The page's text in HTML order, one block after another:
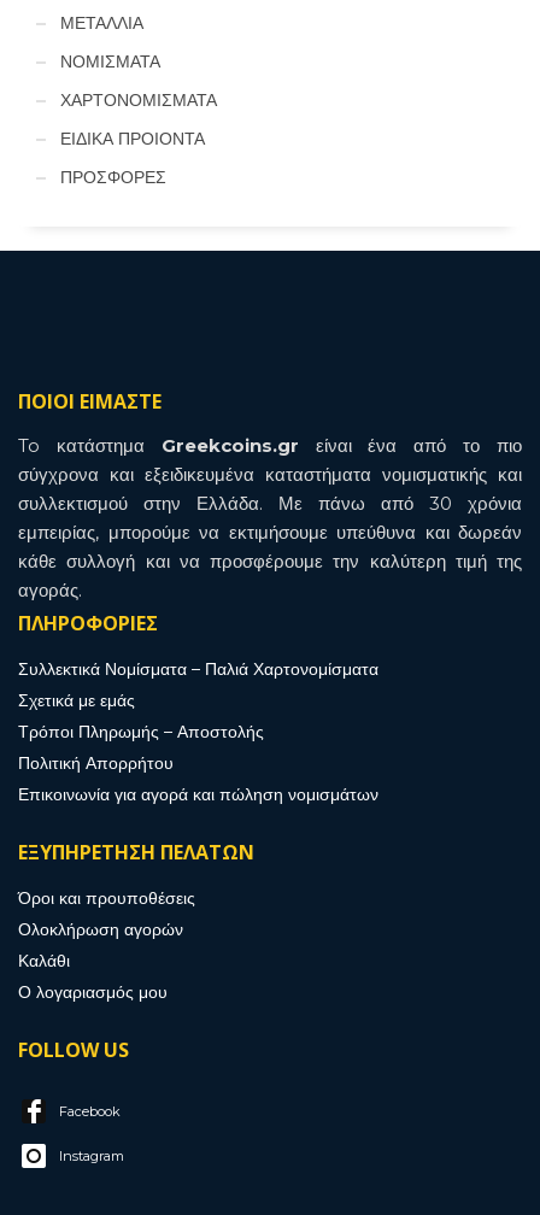
ΜΕΤΑΛΛΙΑ
ΝΟΜΙΣΜΑΤΑ
ΧΑΡΤΟΝΟΜΙΣΜΑΤΑ
ΕΙΔΙΚΑ ΠΡΟΙΟΝΤΑ
ΠΡΟΣΦΟΡΕΣ
ΠΟΙΟΙ ΕΙΜΑΣΤΕ
To κατάστημα Greekcoins.gr είναι ένα από το πιο
σύγχρονα και εξειδικευμένα καταστήματα νομισματικής και
συλλεκτισμού στην Ελλάδα. Με πάνω από 30 χρόνια
εμπειρίας, μπορούμε να εκτιμήσουμε υπεύθυνα και δωρεάν
κάθε συλλογή και να προσφέρουμε την καλύτερη τιμή της
αγοράς.
ΠΛΗΡΟΦΟΡΙΕΣ
Συλλεκτικά Νομίσματα – Παλιά Χαρτονομίσματα
Σχετικά με εμάς
Τρόποι Πληρωμής – Αποστολής
Πολιτική Απορρήτου
Επικοινωνία για αγορά και πώληση νομισμάτων
ΕΞΥΠΗΡΕΤΗΣΗ ΠΕΛΑΤΩΝ
Όροι και προυποθέσεις
Ολοκλήρωση αγορών
Καλάθι
Ο λογαριασμός μου
FOLLOW US
Facebook
Instagram